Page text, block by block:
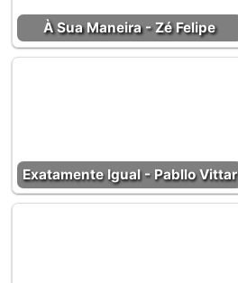
À Sua Maneira - Zé Felipe
Exatamente Igual - Pabllo Vittar